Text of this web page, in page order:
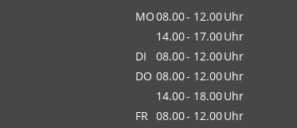
MO08.00- 12.00Uhr
14.00- 17.00Uhr
DI
08.00- 12.00Uhr
DO 08.00- 12.00Uhr
14.00- 18.00Uhr
FR 08.00- 12.00Uhr